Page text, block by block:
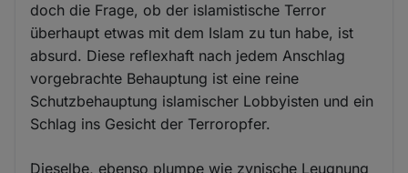
doch die Frage, ob der islamistische Terror
überhaupt etwas mit dem Islam zu tun habe, ist
absurd. Diese reflexhaft nach jedem Anschlag
vorgebrachte Behauptung ist eine reine
Schutzbehauptung islamischer Lobbyisten und ein
Schlag ins Gesicht der Terroropfer.
Dieselbe, ebenso plumpe wie zynische Leugnung